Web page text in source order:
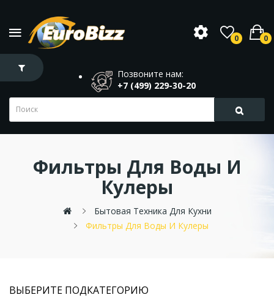
0 0
Позвоните нам:
+7 (499) 229-30-20
Фильтры Для Воды И
Кулеры
Бытовая Техника Для Кухни
Фильтры Для Воды И Кулеры
ВЫБЕРИТЕ ПОДКАТЕГОРИЮ